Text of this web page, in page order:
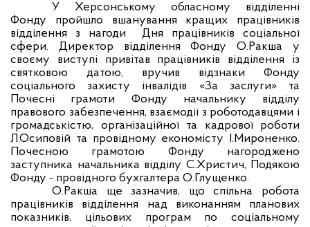
У Херсонському обласному відділенні
Фонду пройшло вшанування кращих працівників
відділення з нагоди
Дня працівників соціальної
сфери. Директор відділення Фонду О.Ракша у
своєму виступі привітав працівників відділення із
святковою датою, вручив відзнаки Фонду
соціального захисту інвалідів «За заслуги» та
Почесні грамоти Фонду начальнику відділу
правового забезпечення, взаємодії з роботодавцями і
громадськістю, організаційної та кадрової роботи
Л.Осиповій та провідному економісту І.Мироненко.
Почесною грамотою Фонду нагороджено
заступника начальника відділу С.Христич, Подякою
Фонду - провідного бухгалтера О.Глущенко.
О.Ракша ще зазначив, що спільна робота
працівників відділення над виконанням планових
показників, цільових програм по соціальному